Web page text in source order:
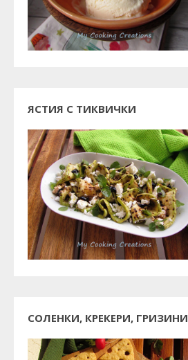
ЯСТИЯ С ТИКВИЧКИ
СОЛЕНКИ, КРЕКЕРИ, ГРИЗИНИ